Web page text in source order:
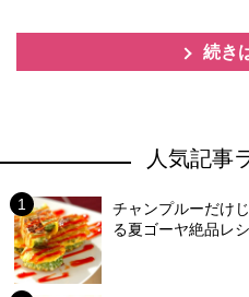
続き
人気記事
チャンプルーだけ
る夏ゴーヤ絶品レ